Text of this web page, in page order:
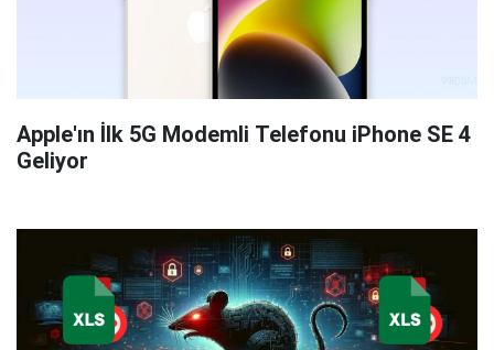
Apple'ın İlk 5G Modemli Telefonu iPhone SE 4
Geliyor